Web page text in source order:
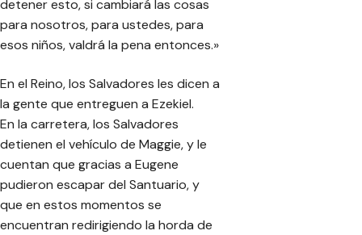
detener esto, si cambiará las cosas
para nosotros, para ustedes, para
esos niños, valdrá la pena entonces.»
En el Reino, los Salvadores les dicen a
la gente que entreguen a Ezekiel.
En la carretera, los Salvadores
detienen el vehículo de Maggie, y le
cuentan que gracias a Eugene
pudieron escapar del Santuario, y
que en estos momentos se
encuentran redirigiendo la horda de